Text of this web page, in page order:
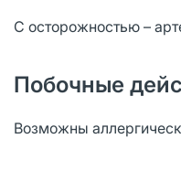
С осторожностью –
Побочные
Возможны